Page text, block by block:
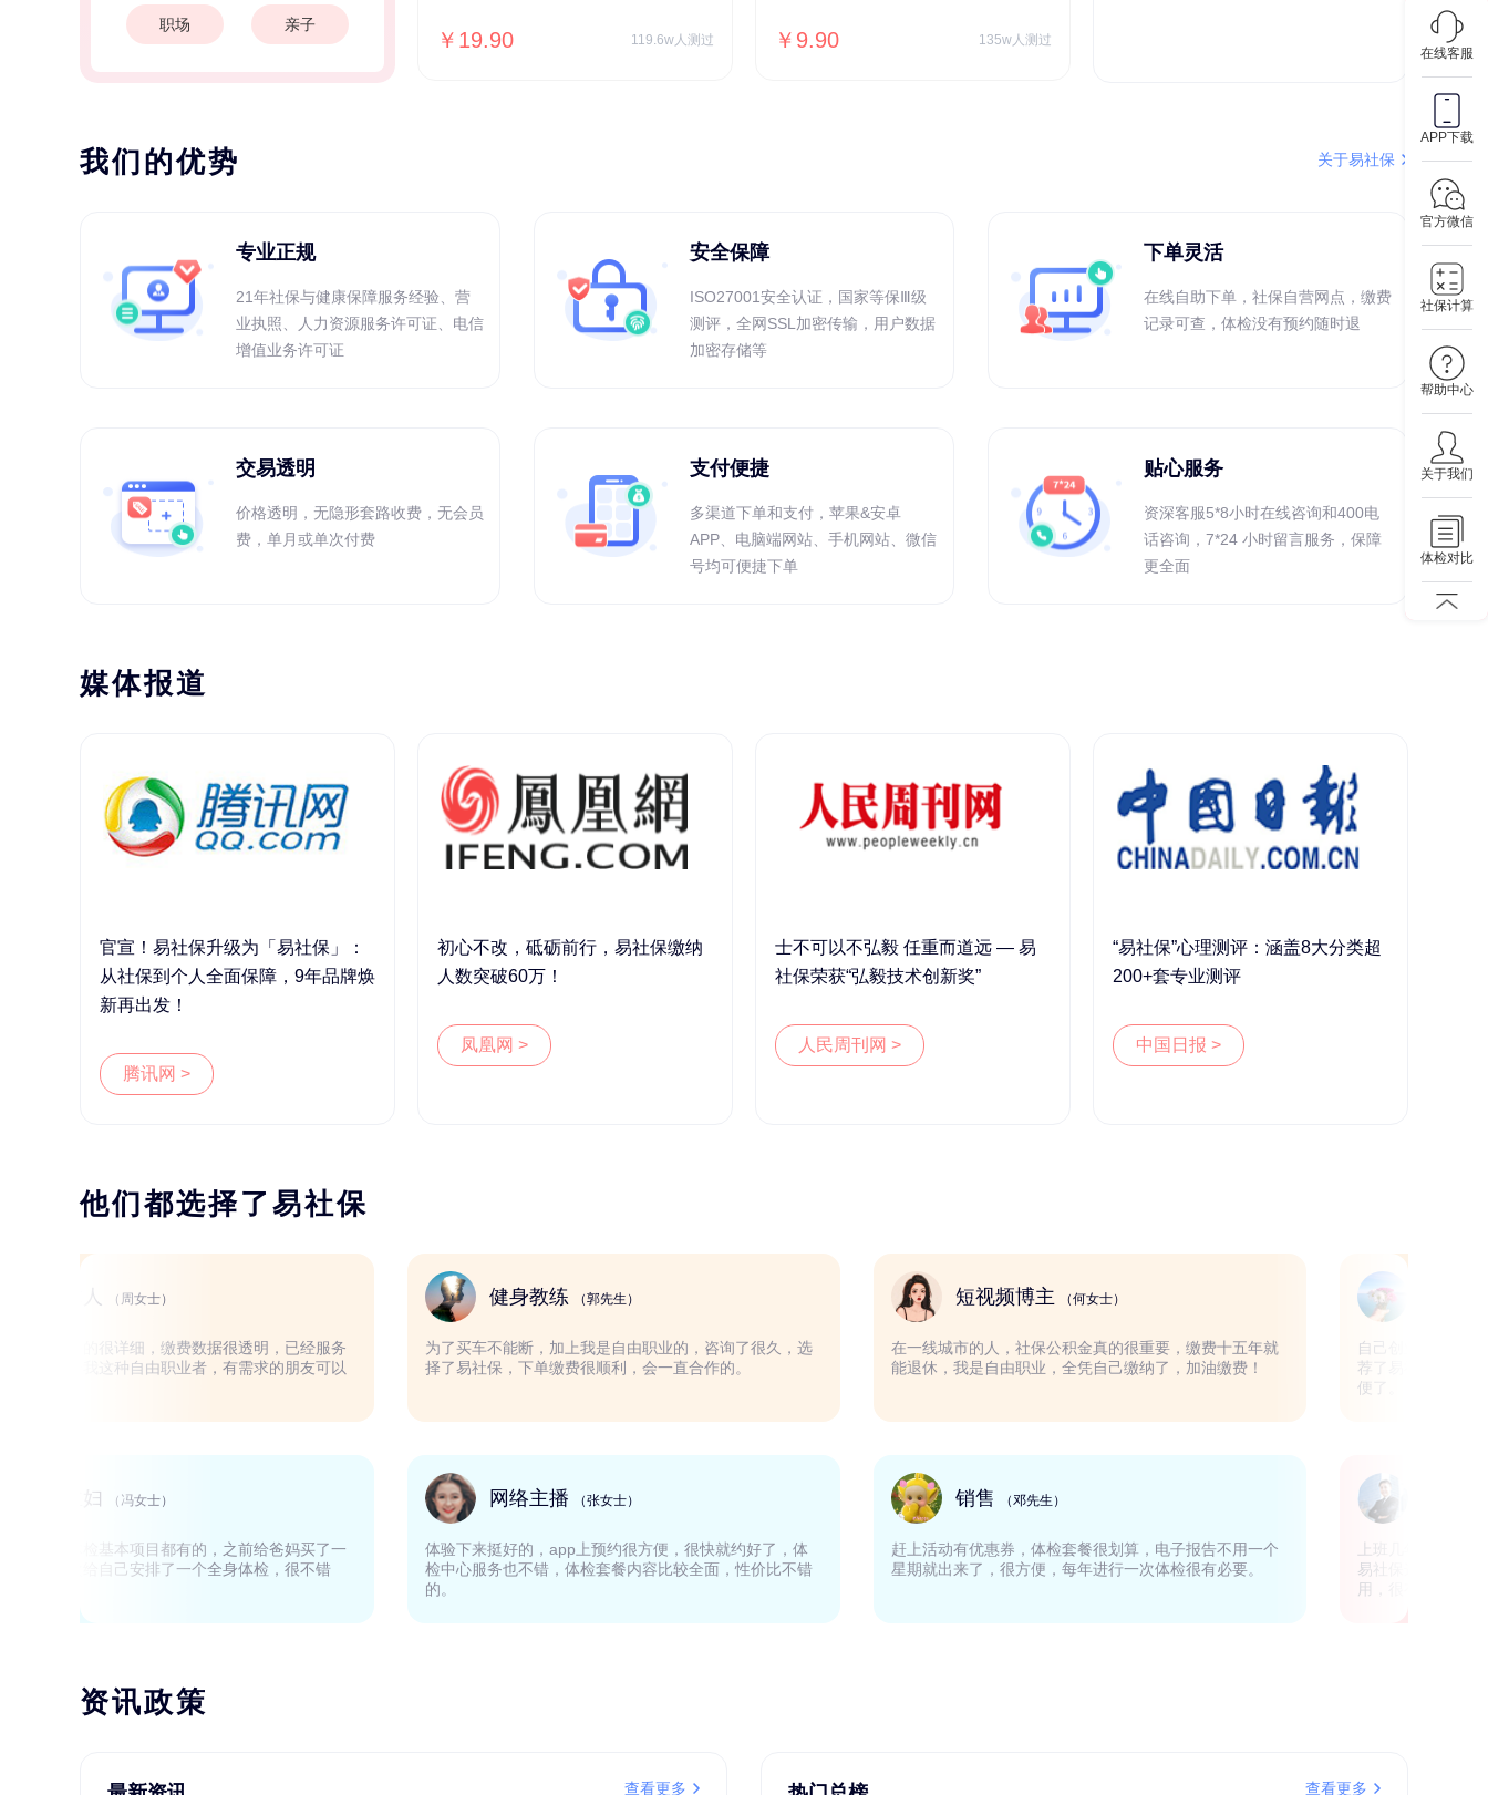
职场 亲子
￥19.90 119.6w人测过 ￥9.90 135w人测过
我们的优势 关于易社保
专业正规
21年社保与健康保障服务经验、营
业执照、人力资源服务许可证、电信
增值业务许可证
安全保障
ISO27001安全认证，国家等保Ⅲ级
测评，全网SSL加密传输，用户数据
加密存储等
下单灵活
在线自助下单，社保自营网点，缴费
记录可查，体检没有预约随时退
交易透明
价格透明，无隐形套路收费，无会员
费，单月或单次付费
支付便捷
多渠道下单和支付，苹果&安卓
APP、电脑端网站、手机网站、微信
号均可便捷下单
贴心服务
资深客服5*8小时在线咨询和400电
话咨询，7*24 小时留言服务，保障
更全面
媒体报道
官宣！易社保升级为「易社保」：
从社保到个人全面保障，9年品牌焕
新再出发！
腾讯网 >
初心不改，砥砺前行，易社保缴纳
人数突破60万！
凤凰网 >
士不可以不弘毅 任重而道远 — 易
社保荣获“弘毅技术创新奖”
人民周刊网 >
“易社保”心理测评：涵盖8大分类超
200+套专业测评
中国日报 >
他们都选择了易社保
新媒体人
非常棒，客服解释的很详细，缴费数据很透明，已经服务
很久了，非常适合我这种自由职业者，有需求的朋友可以
健身教练
为了买车不能断，加上我是自由职业的，咨询了很久，选
择了易社保，下单缴费很顺利，会一直合作的。
短视频博主
在一线城市的人，社保公积金真的很重要，缴费十五年就
能退休，我是自由职业，全凭自己缴纳了，加油缴费！
家庭主妇
第二次购买了，体检基本项目都有的，之前给爸妈买了一
个体检套餐，这次给自己安排了一个全身体检，很不错
网络主播
体验下来挺好的，app上预约很方便，很快就约好了，体
检中心服务也不错，体检套餐内容比较全面，性价比不错
销售
赶上活动有优惠券，体检套餐很划算，电子报告不用一个
星期就出来了，很方便，每年进行一次体检很有必要。
资讯政策
查看更多 查看更多
在线客服
APP下载
官方微信
社保计算
帮助中心
关于我们
体检对比